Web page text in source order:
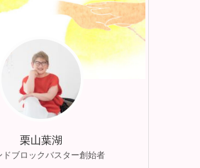
栗山葉湖
ドブロックバスター創始者